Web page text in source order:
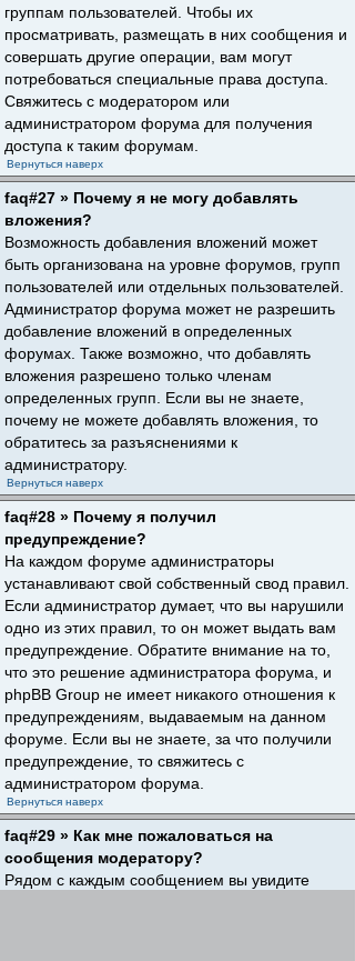
группам пользователей. Чтобы их
просматривать, размещать в них сообщения и
совершать другие операции, вам могут
потребоваться специальные права доступа.
Свяжитесь с модератором или
администратором форума для получения
доступа к таким форумам.
Вернуться наверх
faq#27 » Почему я не могу добавлять
вложения?
Возможность добавления вложений может
быть организована на уровне форумов, групп
пользователей или отдельных пользователей.
Администратор форума может не разрешить
добавление вложений в определенных
форумах. Также возможно, что добавлять
вложения разрешено только членам
определенных групп. Если вы не знаете,
почему не можете добавлять вложения, то
обратитесь за разъяснениями к
администратору.
Вернуться наверх
faq#28 » Почему я получил
предупреждение?
На каждом форуме администраторы
устанавливают свой собственный свод правил.
Если администратор думает, что вы нарушили
одно из этих правил, то он может выдать вам
предупреждение. Обратите внимание на то,
что это решение администратора форума, и
phpBB Group не имеет никакого отношения к
предупреждениям, выдаваемым на данном
форуме. Если вы не знаете, за что получили
предупреждение, то свяжитесь с
администратором форума.
Вернуться наверх
faq#29 » Как мне пожаловаться на
сообщения модератору?
Рядом с каждым сообщением вы увидите